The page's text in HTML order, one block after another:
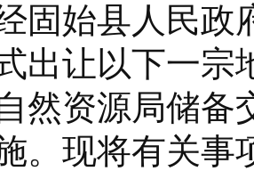
始县人民政府
出让以下一宗
然资源局储备
。现将有关事